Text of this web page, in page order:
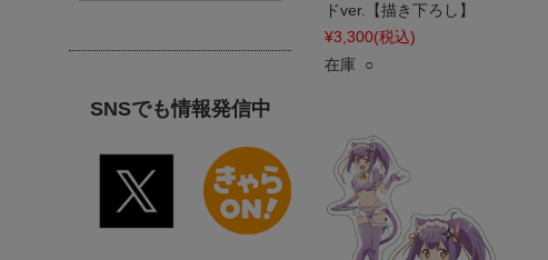
ドver.【描き下ろし】
¥3,300(税込)
在庫 ○
SNSでも情報発信中